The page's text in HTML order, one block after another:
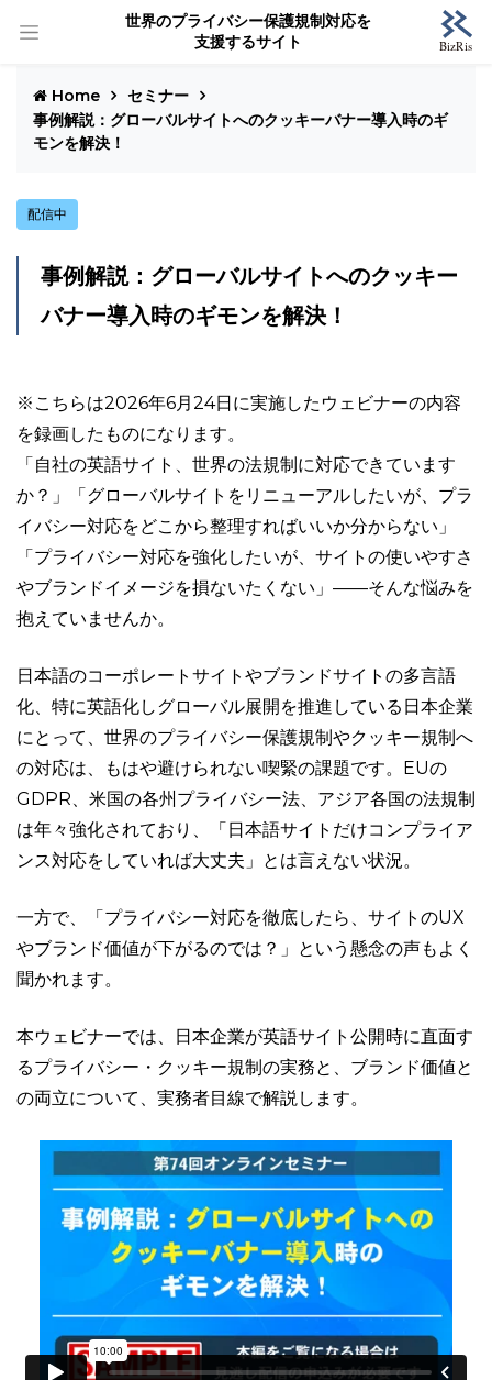
世界のプライバシー保護規制対応を
支援するサイト
Home
セミナー
事例解説：グローバルサイトへのクッキーバナー導入時のギ
モンを解決！
配信中
事例解説：グローバルサイトへのクッキー
バナー導入時のギモンを解決！
※こちらは2026年6月24日に実施したウェビナーの内容
を録画したものになります。
「自社の英語サイト、世界の法規制に対応できています
か？」「グローバルサイトをリニューアルしたいが、プラ
イバシー対応をどこから整理すればいいか分からない」
「プライバシー対応を強化したいが、サイトの使いやすさ
やブランドイメージを損ないたくない」——そんな悩みを
抱えていませんか。
日本語のコーポレートサイトやブランドサイトの多言語
化、特に英語化しグローバル展開を推進している日本企業
にとって、世界のプライバシー保護規制やクッキー規制へ
の対応は、もはや避けられない喫緊の課題です。EUの
GDPR、米国の各州プライバシー法、アジア各国の法規制
は年々強化されており、「日本語サイトだけコンプライア
ンス対応をしていれば大丈夫」とは言えない状況。
一方で、「プライバシー対応を徹底したら、サイトのUX
やブランド価値が下がるのでは？」という懸念の声もよく
聞かれます。
本ウェビナーでは、日本企業が英語サイト公開時に直面す
るプライバシー・クッキー規制の実務と、ブランド価値と
の両立について、実務者目線で解説します。